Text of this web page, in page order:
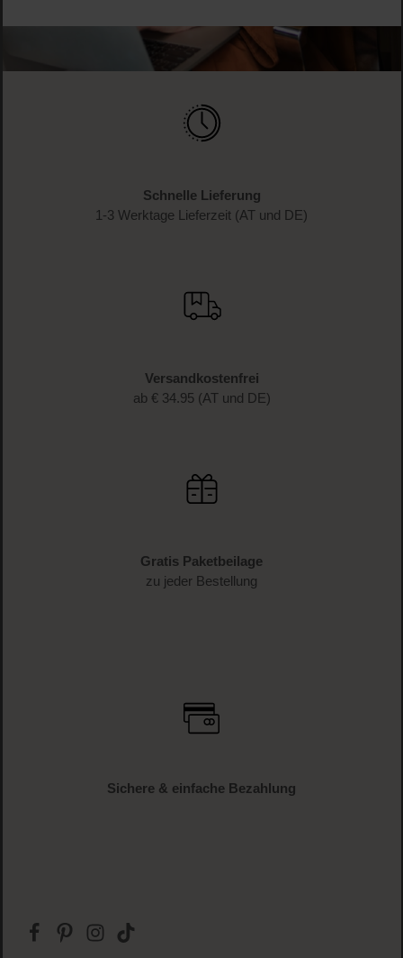
Schnelle Lieferung
1-3 Werktage Lieferzeit (AT und DE)
Versandkostenfrei
ab € 34.95 (AT und DE)
Gratis Paketbeilage
zu jeder Bestellung
Sichere & einfache Bezahlung